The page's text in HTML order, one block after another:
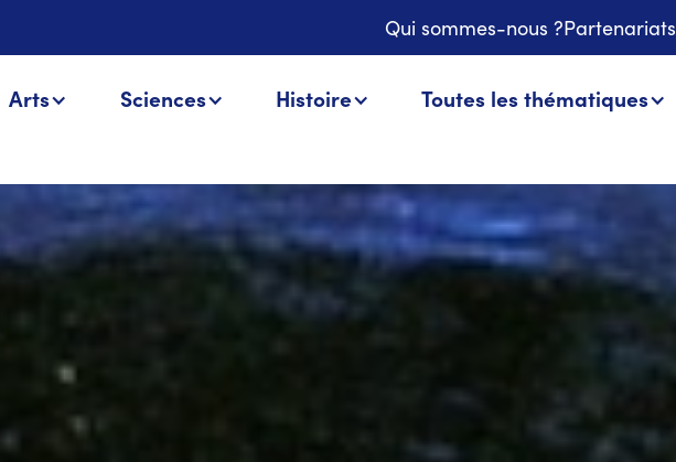
Qui sommes-nous ?Partenariats
Arts Sciences Histoire Toutes les thématiques